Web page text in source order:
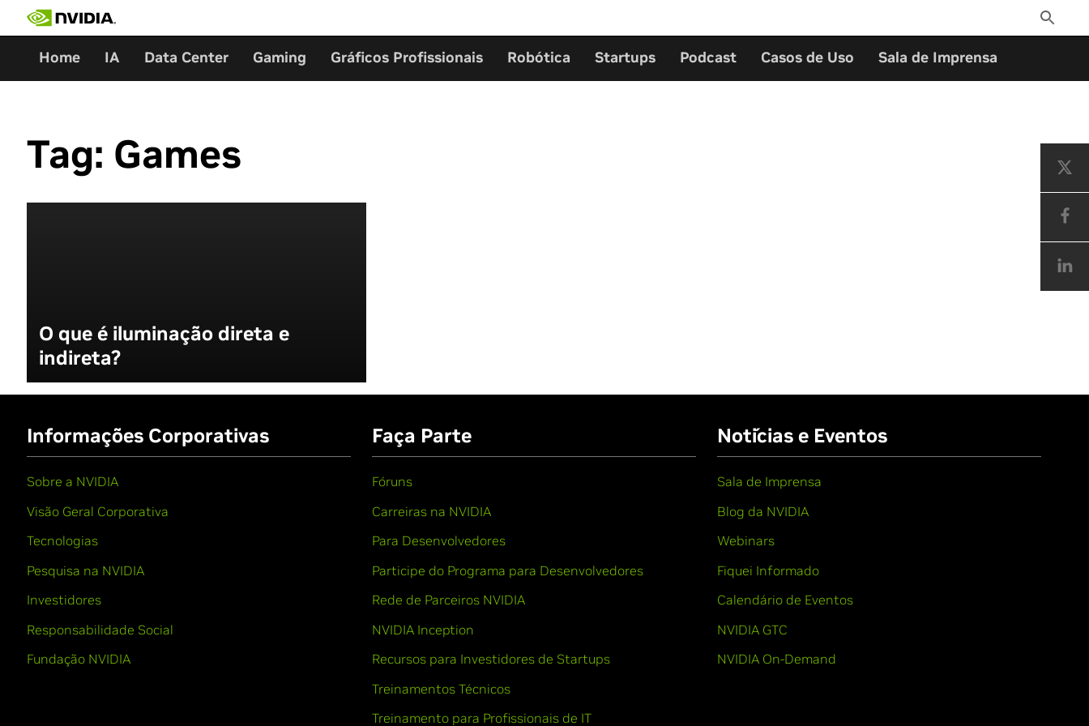
Toggle
Search
Home IA Data Center Gaming Gráficos Profissionais Robótica Startups Podcast Casos de Uso Sala de Imprensa
Tag: Games
O que é iluminação direta e
indireta?
Informações Corporativas
Sobre a NVIDIA
Visão Geral Corporativa
Tecnologias
Pesquisa na NVIDIA
Investidores
Responsabilidade Social
Fundação NVIDIA
Faça Parte
Fóruns
Carreiras na NVIDIA
Para Desenvolvedores
Participe do Programa para Desenvolvedores
Rede de Parceiros NVIDIA
NVIDIA Inception
Recursos para Investidores de Startups
Treinamentos Técnicos
Treinamento para Profissionais de IT
Notícias e Eventos
Sala de Imprensa
Blog da NVIDIA
Webinars
Fiquei Informado
Calendário de Eventos
NVIDIA GTC
NVIDIA On-Demand